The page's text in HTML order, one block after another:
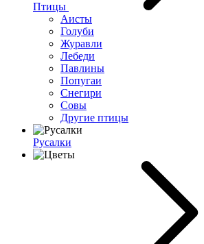
Птицы
Аисты
Голуби
Журавли
Лебеди
Павлины
Попугаи
Снегири
Совы
Другие птицы
Русалки